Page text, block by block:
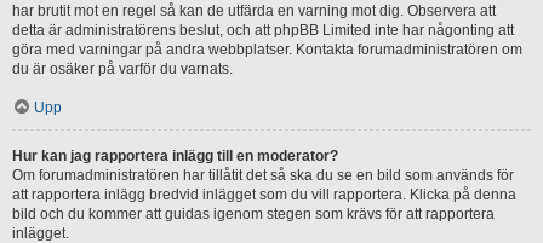
har brutit mot en regel så kan de utfärda en varning mot dig. Observera att
detta är administratörens beslut, och att phpBB Limited inte har någonting att
göra med varningar på andra webbplatser. Kontakta forumadministratören om
du är osäker på varför du varnats.
Upp
Hur kan jag rapportera inlägg till en moderator?
Om forumadministratören har tillåtit det så ska du se en bild som används för
att rapportera inlägg bredvid inlägget som du vill rapportera. Klicka på denna
bild och du kommer att guidas igenom stegen som krävs för att rapportera
inlägget.